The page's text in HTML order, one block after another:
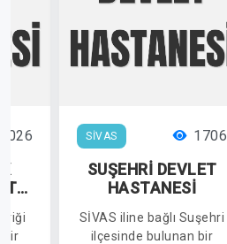
bir
SİVAS 1706
SUŞEHRİ DEVLET
HASTANESİ
SİVAS iline bağlı Suşehri
ilçesinde bulunan bir